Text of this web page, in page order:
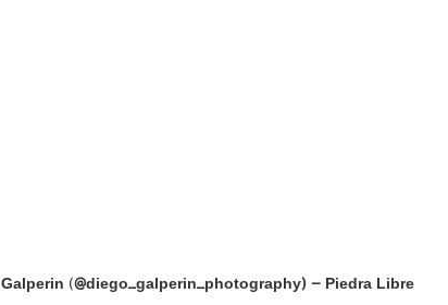
(@diego_galperin_photography) – Piedra Libre